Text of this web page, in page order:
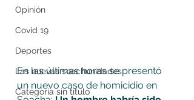
Opinión
Covid 19
Deportes
Las nuevas soachunidades
Categoría sin título
En las últimas horas se presentó
un nuevo caso de homicidio en